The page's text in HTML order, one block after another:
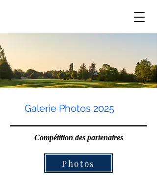
Galerie Photos 2025
Compétition des partenaires
Photos